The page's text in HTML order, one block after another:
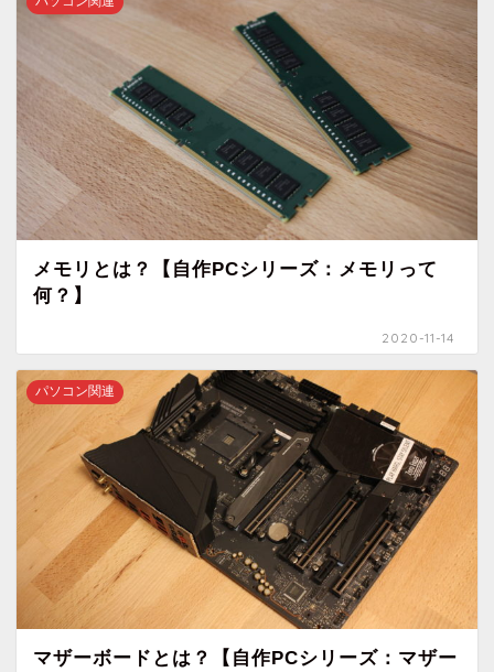
メモリとは？【自作PCシリーズ：メモリって
何？】
2020-11-14
パソコン関連
マザーボードとは？【自作PCシリーズ：マザー